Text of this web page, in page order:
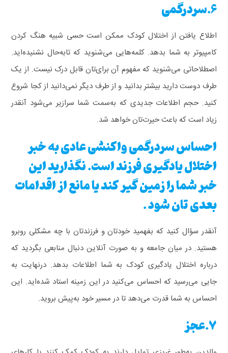
6.سردرگمی
اطلاع یافتن از اختلال کودک ممکن است حسی شبیه هنگ کردن
کامپیوتر به شما بدهد. کلمه‌هایی می‌شنوید که تابه‌حال نشنیده‌اید.
اصطلاحاتی می‌شنوید که مفهوم آن برای‌تان قابل‌ درک نیست. از یک
طرف دوست دارید بیشتر بدانید و از طرف دیگر نمی‌دانید از کجا شروع
کنید. حجم اطلاعات جدیدی که به‌سمت شما سرازیر می‌شود آنقدر
زیاد است که باعث حیرت‌تان خواهد شد.
احساس سردرگمی واکنشی عادی به خبر
اختلال یادگیری فرزند است. نگذارید این
خبر شما را زمین گیر کند یا مانع از اقدامات
بعدی تان شود .
آنقدر سؤال کنید که بفهمید خودتان و فرزندتان با چه مشکلی روبرو
هستید. در میان جامعه و به صورت آنلاین دنبال منابعی بگردید که
درباره اختلال یادگیری کودک به شما اطلاعات بدهد. درنهایت به
جایی می‌رسید که احساس می‌کنید در این زمینه استاد شده‌اید. این
احساس به شما قدرت می‌دهد تا در مسیر خود به‌پیش بروید.
7.عجز